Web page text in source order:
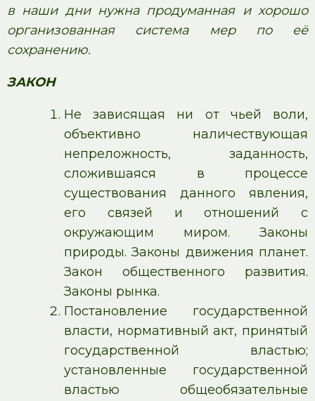
в наши дни нужна продуманная и хорошо
организованная система мер по её
сохранению.
ЗАКОН
Не зависящая ни от чьей воли,
объективно наличествующая
непреложность, заданность,
сложившаяся в процессе
существования данного явления,
его связей и отношений с
окружающим миром. Законы
природы. Законы движения планет.
Закон общественного развития.
Законы рынка.
Постановление государственной
власти, нормативный акт, принятый
государственной властью;
установленные государственной
властью общеобязательные